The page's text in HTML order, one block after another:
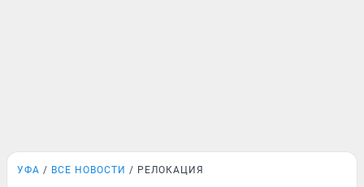
УФА ВСЕ НОВОСТИ РЕЛОКАЦИЯ